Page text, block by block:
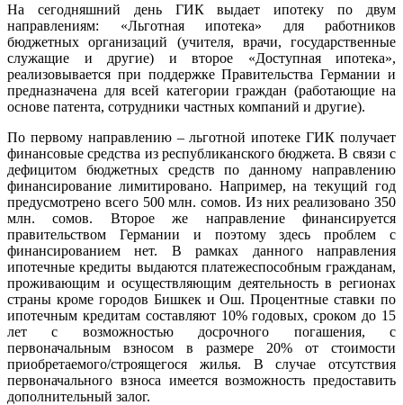
На сегодняшний день ГИК выдает ипотеку по двум
направлениям: «Льготная ипотека» для работников
бюджетных организаций (учителя, врачи, государственные
служащие и другие) и второе «Доступная ипотека»,
реализовывается при поддержке Правительства Германии и
предназначена для всей категории граждан (работающие на
основе патента, сотрудники частных компаний и другие).
По первому направлению – льготной ипотеке ГИК получает
финансовые средства из республиканского бюджета. В связи с
дефицитом бюджетных средств по данному направлению
финансирование лимитировано. Например, на текущий год
предусмотрено всего 500 млн. сомов. Из них реализовано 350
млн. сомов. Второе же направление финансируется
правительством Германии и поэтому здесь проблем с
финансированием нет. В рамках данного направления
ипотечные кредиты выдаются платежеспособным гражданам,
проживающим и осуществляющим деятельность в регионах
страны кроме городов Бишкек и Ош. Процентные ставки по
ипотечным кредитам составляют 10% годовых, сроком до 15
лет с возможностью досрочного погашения, с
первоначальным взносом в размере 20% от стоимости
приобретаемого/строящегося жилья. В случае отсутствия
первоначального взноса имеется возможность предоставить
дополнительный залог.